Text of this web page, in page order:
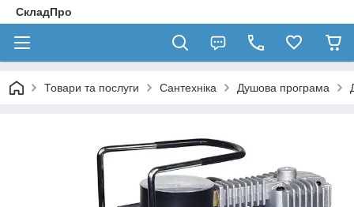
СкладПро
Товари та послуги Сантехніка Душова програма